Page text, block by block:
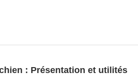
: Présentation et utilités